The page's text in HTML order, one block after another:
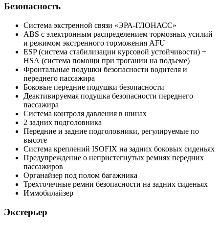
Безопасность
Система экстренной связи «ЭРА-ГЛОНАСС»
ABS с электронным распределением тормозных усилий
и режимом экстренного торможения AFU
ESP (система стабилизации курсовой устойчивости) +
HSА (система помощи при трогании на подъеме)
Фронтальные подушки безопасности водителя и
переднего пассажира
Боковые передние подушки безопасности
Деактивируемая подушка безопасности переднего
пассажира
Система контроля давления в шинах
2 задних подголовника
Передние и задние подголовники, регулируемые по
высоте
Система креплений ISOFIX на задних боковых сиденьях
Предупреждение о непристегнутых ремнях передних
пассажиров
Органайзер под полом багажника
Трехточечные ремни безопасности на задних сиденьях
Иммобилайзер
Экстерьер